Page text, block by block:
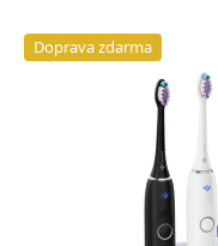
Doprava zdarma